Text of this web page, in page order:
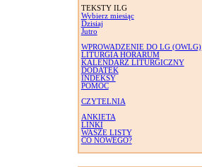
TEKSTY ILG
Wybierz miesiąc
Dzisiaj
Jutro
WPROWADZENIE DO LG (OWLG)
LITURGIA HORARUM
KALENDARZ LITURGICZNY
DODATEK
INDEKSY
POMOC
CZYTELNIA
ANKIETA
LINKI
WASZE LISTY
CO NOWEGO?